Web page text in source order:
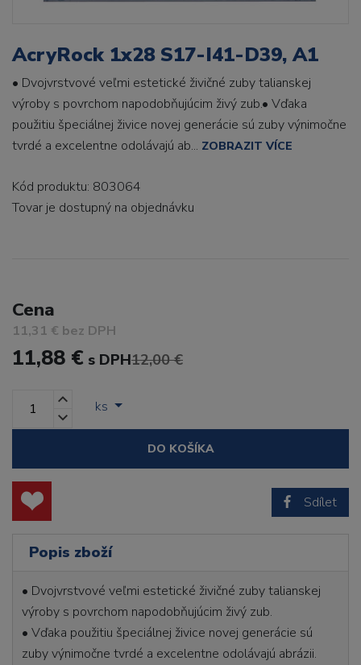
AcryRock 1x28 S17-I41-D39, A1
• Dvojvrstvové veľmi estetické živičné zuby talianskej
výroby s povrchom napodobňujúcim živý zub.• Vďaka
použitiu špeciálnej živice novej generácie sú zuby výnimočne
tvrdé a excelentne odolávajú ab... ZOBRAZIT VÍCE
Kód produktu: 803064
Tovar je dostupný na objednávku
Cena
11,31 € bez DPH
11,88 € s DPH12,00 €
ks
DO KOŠÍKA
Sdílet
Popis zboží
• Dvojvrstvové veľmi estetické živičné zuby talianskej
výroby s povrchom napodobňujúcim živý zub.
• Vďaka použitiu špeciálnej živice novej generácie sú
zuby výnimočne tvrdé a excelentne odolávajú abrázii.